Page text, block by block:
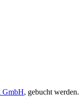
GmbH, gebucht werden.